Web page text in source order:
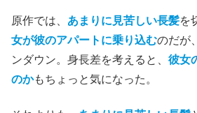
原作では、 あまりに見苦しい長髪を
女が彼のアパートに乗り込むのだが
ンダウン。身長差を考えると、 彼女
のかもちょっと気になった。